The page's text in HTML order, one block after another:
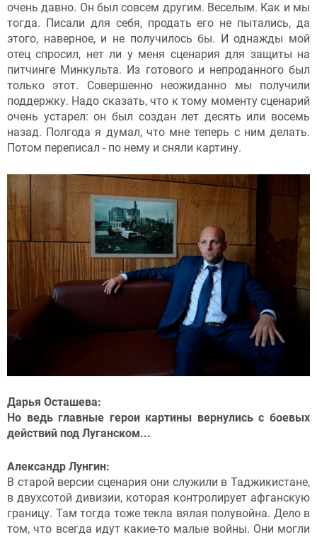
очень давно. Он был совсем другим. Веселым. Как и мы
тогда. Писали для себя, продать его не пытались, да
этого, наверное, и не получилось бы. И однажды мой
отец спросил, нет ли у меня сценария для защиты на
питчинге Минкульта. Из готового и непроданного был
только этот. Совершенно неожиданно мы получили
поддержку. Надо сказать, что к тому моменту сценарий
очень устарел: он был создан лет десять или восемь
назад. Полгода я думал, что мне теперь с ним делать.
Потом переписал - по нему и сняли картину.
Дарья Осташева:
Но ведь главные герои картины вернулись с боевых
действий под Луганском...
Александр Лунгин:
В старой версии сценария они служили в Таджикистане,
в двухсотой дивизии, которая контролирует афганскую
границу. Там тогда тоже текла вялая полувойна. Дело в
том, что всегда идут какие-то малые войны. Они могли